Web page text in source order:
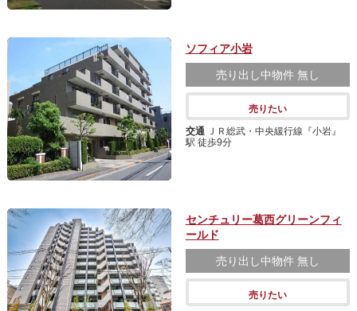
ソフィア小岩
売り出し中物件 無し
売りたい
交通 ＪＲ総武・中央緩行線『小岩』
駅 徒歩9分
センチュリー葛西グリーンフィ
ールド
売り出し中物件 無し
売りたい